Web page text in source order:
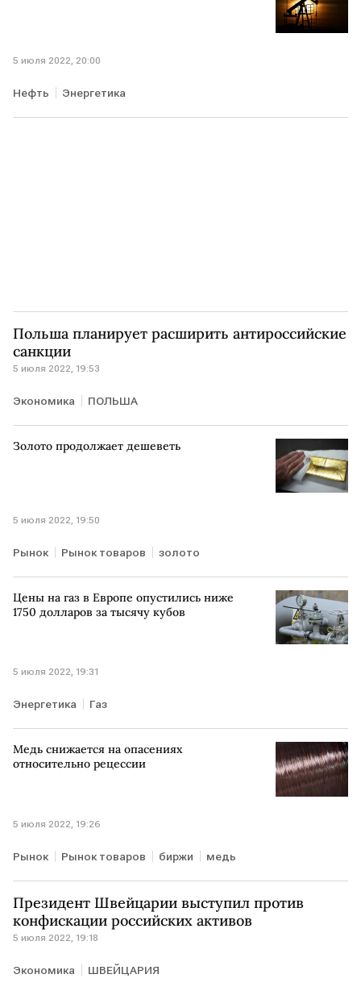
5 июля 2022, 20:00
Нефть Энергетика
Польша планирует расширить антироссийские
санкции
5 июля 2022, 19:53
Экономика ПОЛЬША
Золото продолжает дешеветь
5 июля 2022, 19:50
Рынок Рынок товаров золото
Цены на газ в Европе опустились ниже
1750 долларов за тысячу кубов
5 июля 2022, 19:31
Энергетика Газ
Медь снижается на опасениях
относительно рецессии
5 июля 2022, 19:26
Рынок Рынок товаров биржи медь
Президент Швейцарии выступил против
конфискации российских активов
5 июля 2022, 19:18
Экономика ШВЕЙЦАРИЯ